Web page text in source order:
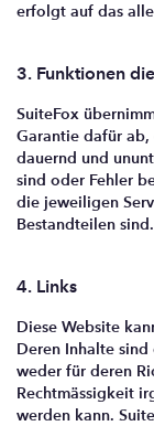
erfolgt auf das
3. Funktionen
SuiteFox
Garantie dafür ab,
dauernd und
sind oder Fehler
die jeweiligen
Bestandteilen sind.
4. Links
Diese Website
Deren Inhalte
weder für deren
Rechtmässigkeit
werden kann.